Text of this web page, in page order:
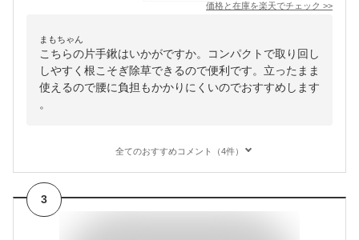
価格と在庫を楽天でチェック >>
まもちゃん
こちらの片手鍬はいかがですか。コンパクトで取り回し
しやすく根こそぎ除草できるので便利です。立ったまま
使えるので腰に負担もかかりにくいのでおすすめします
。
全てのおすすめコメント（4件）
3